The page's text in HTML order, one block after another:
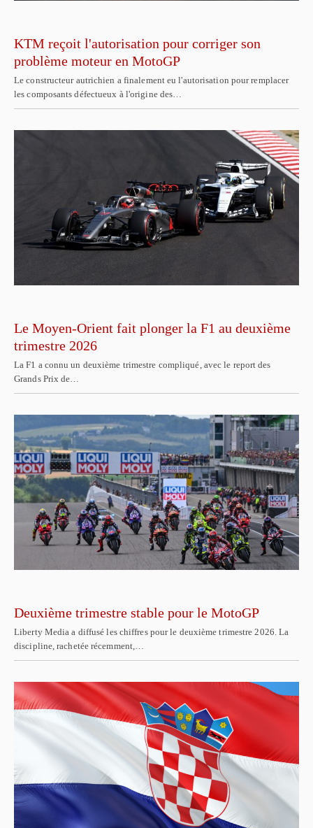
KTM reçoit l'autorisation pour corriger son
problème moteur en MotoGP
Le constructeur autrichien a finalement eu l'autorisation pour remplacer
les composants défectueux à l'origine des…
Le Moyen-Orient fait plonger la F1 au deuxième
trimestre 2026
La F1 a connu un deuxième trimestre compliqué, avec le report des
Grands Prix de…
Deuxième trimestre stable pour le MotoGP
Liberty Media a diffusé les chiffres pour le deuxième trimestre 2026. La
discipline, rachetée récemment,…